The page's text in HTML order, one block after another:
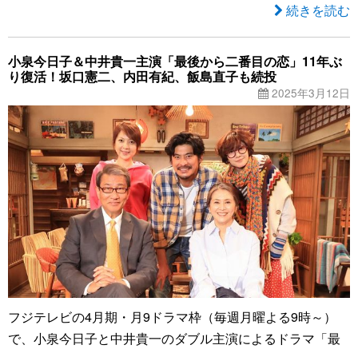
続きを読む
小泉今日子＆中井貴一主演「最後から二番目の恋」11年ぶ
り復活！坂口憲二、内田有紀、飯島直子も続投
2025年3月12日
フジテレビの4月期・月9ドラマ枠（毎週月曜よる9時～）
で、小泉今日子と中井貴一のダブル主演によるドラマ「最